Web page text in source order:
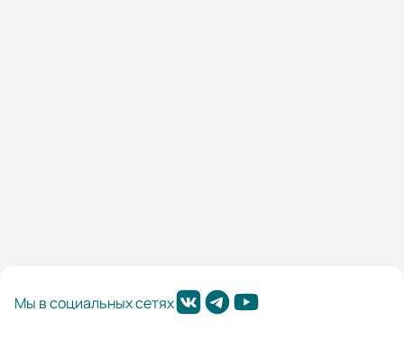
Мы в социальных сетях